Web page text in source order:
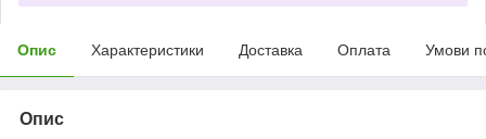
Опис Характеристики Доставка Оплата Умови
Опис